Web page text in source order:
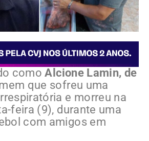
comoAlcione Lamin, de
que sofreu uma
e morreu na
feira (9), durante uma
com amigos em